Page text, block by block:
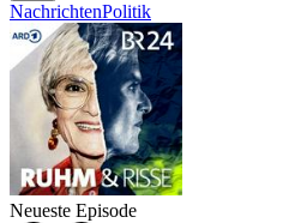
NachrichtenPolitik
Neueste Episode